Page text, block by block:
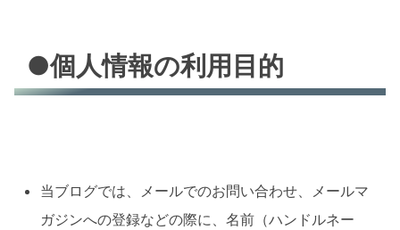
●個人情報の利用目的
当ブログでは、メールでのお問い合わせ、メールマ
ガジンへの登録などの際に、名前（ハンドルネー